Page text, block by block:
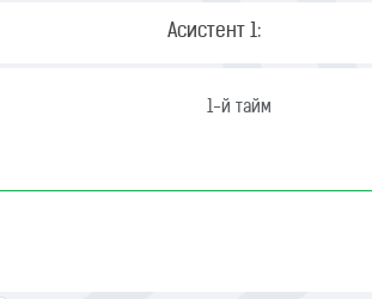
Асистент 1:
1-й тайм